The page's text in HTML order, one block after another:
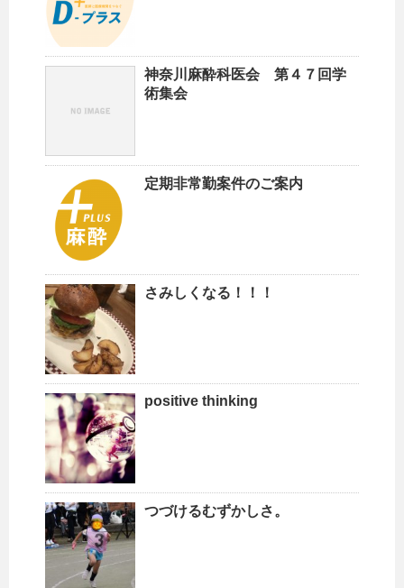
神奈川麻酔科医会 第４７回学
術集会
定期非常勤案件のご案内
さみしくなる！！！
positive thinking
つづけるむずかしさ。